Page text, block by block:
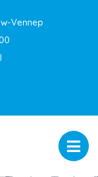
Vennep